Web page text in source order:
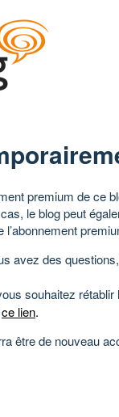
premium de ce
le blog peut
avez des
souhaitez
ce lien.
être de nouveau